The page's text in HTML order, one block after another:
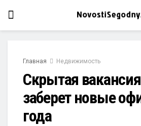
Главная Недвижимость
Скрытая
заберет новые
года